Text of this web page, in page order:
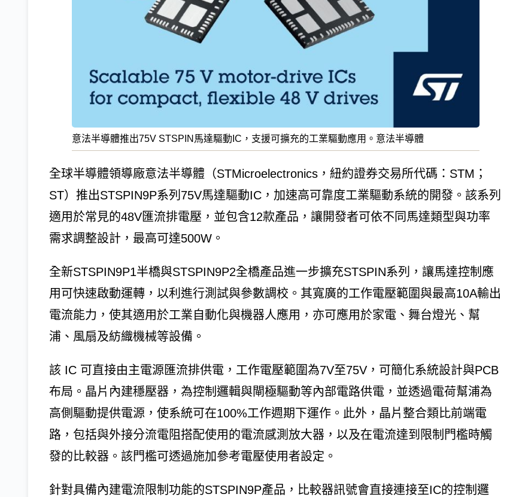
意法半導體推出75V STSPIN馬達驅動IC，支援可擴充的工業驅動應用。意法半導體
全球半導體領導廠意法半導體（STMicroelectronics，紐約證券交易所代碼：STM；
ST）推出STSPIN9P系列75V馬達驅動IC，加速高可靠度工業驅動系統的開發。該系列
適用於常見的48V匯流排電壓，並包含12款產品，讓開發者可依不同馬達類型與功率
需求調整設計，最高可達500W。
全新STSPIN9P1半橋與STSPIN9P2全橋產品進一步擴充STSPIN系列，讓馬達控制應
用可快速啟動運轉，以利進行測試與參數調校。其寬廣的工作電壓範圍與最高10A輸出
電流能力，使其適用於工業自動化與機器人應用，亦可應用於家電、舞台燈光、幫
浦、風扇及紡織機械等設備。
該 IC 可直接由主電源匯流排供電，工作電壓範圍為7V至75V，可簡化系統設計與PCB
布局。晶片內建穩壓器，為控制邏輯與閘極驅動等內部電路供電，並透過電荷幫浦為
高側驅動提供電源，使系統可在100%工作週期下運作。此外，晶片整合類比前端電
路，包括與外接分流電阻搭配使用的電流感測放大器，以及在電流達到限制門檻時觸
發的比較器。該門檻可透過施加參考電壓使用者設定。
針對具備內建電流限制功能的STSPIN9P產品，比較器訊號會直接連接至IC的控制邏